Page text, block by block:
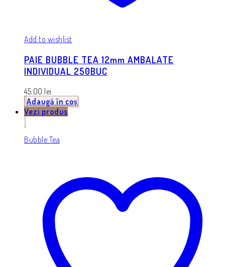
Add to wishlist
PAIE BUBBLE TEA 12mm AMBALATE
INDIVIDUAL 250BUC
45.00 lei
Adaugă în coș
Vezi produs
Bubble Tea